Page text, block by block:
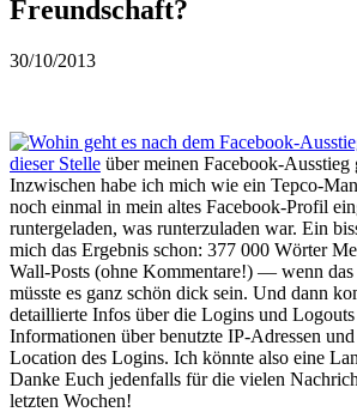
Freundschaft?
30/10/2013
dieser Stelle über meinen Facebook-Ausstieg
Inzwischen habe ich mich wie ein Tepco-
noch einmal in mein altes Facebook-Profil
runtergeladen, was runterzuladen war. Ein
mich das Ergebnis schon: 377 000 Wörter
Wall-Posts (ohne Kommentare!) — wenn das
müsste es ganz schön dick sein. Und dann
detaillierte Infos über die Logins und
Informationen über benutzte IP-Adressen
Location des Logins. Ich könnte also eine
Danke Euch jedenfalls für die vielen
letzten Wochen!